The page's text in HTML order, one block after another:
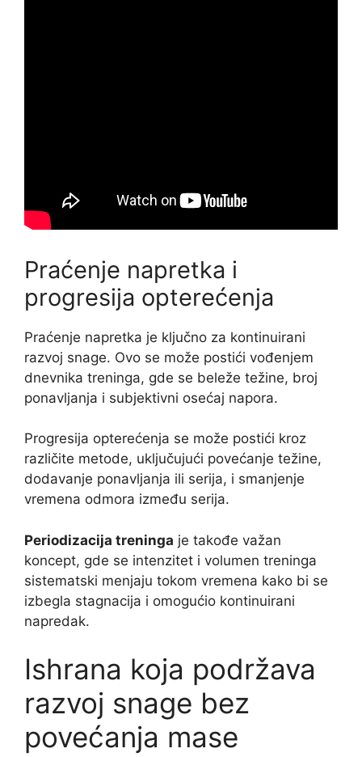
Praćenje napretka i
progresija opterećenja
Praćenje napretka je ključno za kontinuirani
razvoj snage. Ovo se može postići vođenjem
dnevnika treninga, gde se beleže težine, broj
ponavljanja i subjektivni osećaj napora.
Progresija opterećenja se može postići kroz
različite metode, uključujući povećanje težine,
dodavanje ponavljanja ili serija, i smanjenje
vremena odmora između serija.
Periodizacija treninga je takođe važan
koncept, gde se intenzitet i volumen treninga
sistematski menjaju tokom vremena kako bi se
izbegla stagnacija i omogućio kontinuirani
napredak.
Ishrana koja podržava
razvoj snage bez
povećanja mase